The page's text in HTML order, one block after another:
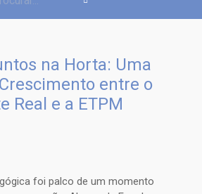
na Horta: Uma
entre o
Real e a ETPM
foi palco de um momento